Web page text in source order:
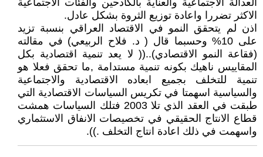
العدالة الاجتماعية والعناية بالكادحين والفئات الاجتماعية
الاكثر تضررا واعادة توزيع الثروة بشكل عادل.
اذن لم يتحقق النمو في الاقتصاد العراقي بنسبة تزيد
على 10% وحسبما قال ( د. فلاح الربيعي) في مقالته
(فقاعة النمو الاقتصادي)..(( لا يعد تنمية اقتصادية بكل
المقاييس ناهيك بكونه تنمية مستدامة ,ما تحقق فعلا هو
تنمية للتخلف بجميع ابعاده الاقتصادية والاجتماعية
والسياسية اسهمتا في تكريس السياسات الاقتصادية التي
طبقت في العقد الذي تلا 2003 فتلك السياسات همشت
قطاع الانتاج الحقيقي في تخصيصات الانفاق الاستثماري
واسهمت في ذلك اعادة انتاج التخلف .)).